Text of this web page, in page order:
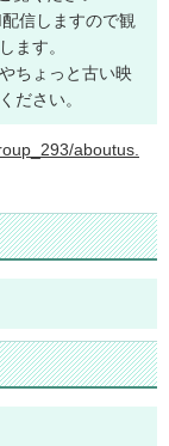
信しますので観
ます。
ちょっと古い映
ださい。
aboutus.